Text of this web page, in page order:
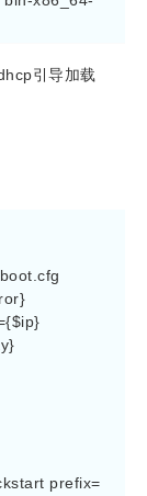
引导加载
prefix=